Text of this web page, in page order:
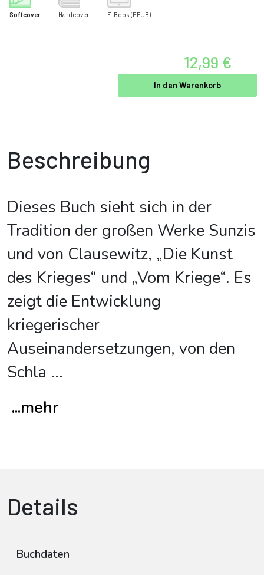
Softcover Hardcover E-Book (EPUB)
12,99 €
In den Warenkorb
Beschreibung
Dieses Buch sieht sich in der
Tradition der großen Werke Sunzis
und von Clausewitz, „Die Kunst
des Krieges“ und „Vom Kriege“. Es
zeigt die Entwicklung
kriegerischer
Auseinandersetzungen, von den
Schla ...
...mehr
Details
Buchdaten